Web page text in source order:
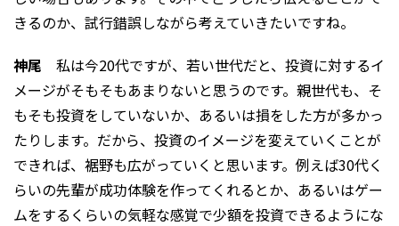
きるのか、試行錯誤しながら考えていきたいですね。
神尾 私は今20代ですが、若い世代だと、投資に対するイ
メージがそもそもあまりないと思うのです。親世代も、そ
もそも投資をしていないか、あるいは損をした方が多かっ
たりします。だから、投資のイメージを変えていくことが
できれば、裾野も広がっていくと思います。例えば30代く
らいの先輩が成功体験を作ってくれるとか、あるいはゲー
ムをするくらいの気軽な感覚で少額を投資できるようにな